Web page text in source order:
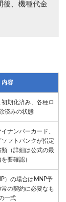
後、機種代金
内容
期化済み、各種ロ
済みの状態
ナンバーカード、
フトバンクが指定
（詳細は公式の最
要確認）
）の場合はMNP予
の契約に必要なも
一式